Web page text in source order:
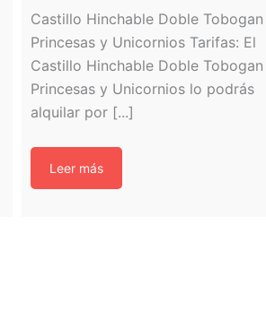
Castillo Hinchable Doble Tobogan
Princesas y Unicornios Tarifas: El
Castillo Hinchable Doble Tobogan
Princesas y Unicornios lo podrás
alquilar por [...]
Leer más